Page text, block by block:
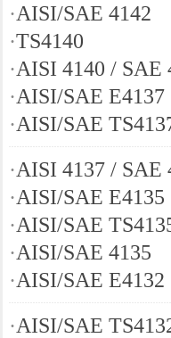
·AISI/SAE 4142
·TS4140
·AISI 4140 / SAE
·AISI/SAE E4137
·AISI/SAE
·AISI 4137 / SAE
·AISI/SAE E4135
·AISI/SAE
·AISI/SAE 4135
·AISI/SAE E4132
·AISI/SAE